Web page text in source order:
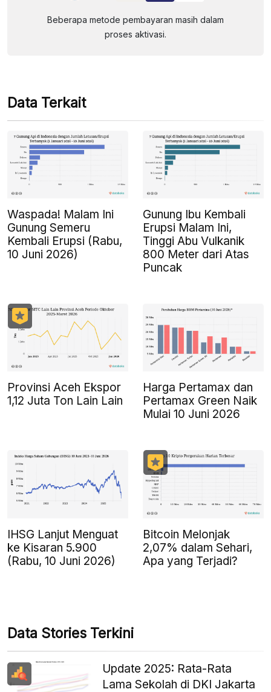
Beberapa metode pembayaran masih dalam
proses aktivasi.
Data Terkait
Waspada! Malam Ini
Gunung Semeru
Kembali Erupsi (Rabu,
10 Juni 2026)
Gunung Ibu Kembali
Erupsi Malam Ini,
Tinggi Abu Vulkanik
800 Meter dari Atas
Puncak
Provinsi Aceh Ekspor
1,12 Juta Ton Lain Lain
Harga Pertamax dan
Pertamax Green Naik
Mulai 10 Juni 2026
IHSG Lanjut Menguat
ke Kisaran 5.900
(Rabu, 10 Juni 2026)
Bitcoin Melonjak
2,07% dalam Sehari,
Apa yang Terjadi?
Data Stories Terkini
Update 2025: Rata-Rata
Lama Sekolah di DKI Jakarta